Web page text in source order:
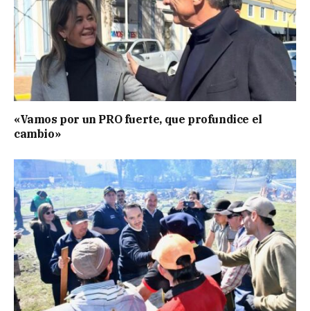
«Vamos por un PRO fuerte, que profundice el
cambio»